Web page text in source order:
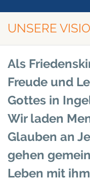
UNSERE
Als
Freude und
Gottes in
Wir laden
Glauben an
gehen
Leben mit